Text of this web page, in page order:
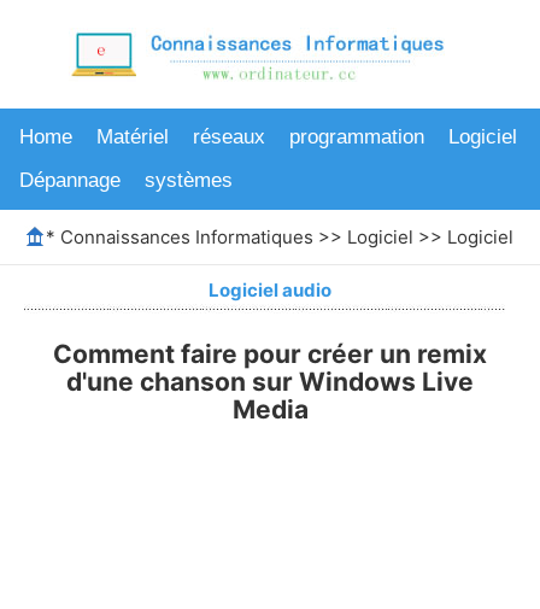
Home Matériel réseaux programmation
Logiciel
Dépannage
systèmes
* Connaissances Informatiques >> Logiciel >> Logiciel
Logiciel audio
Comment faire pour créer un remix
d'une chanson sur Windows Live
Media